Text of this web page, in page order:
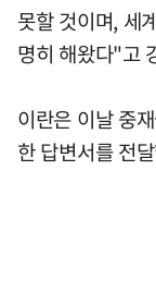
못할 것이며, 세
명히 해왔다"고
이란은 이날 중
한 답변서를 전